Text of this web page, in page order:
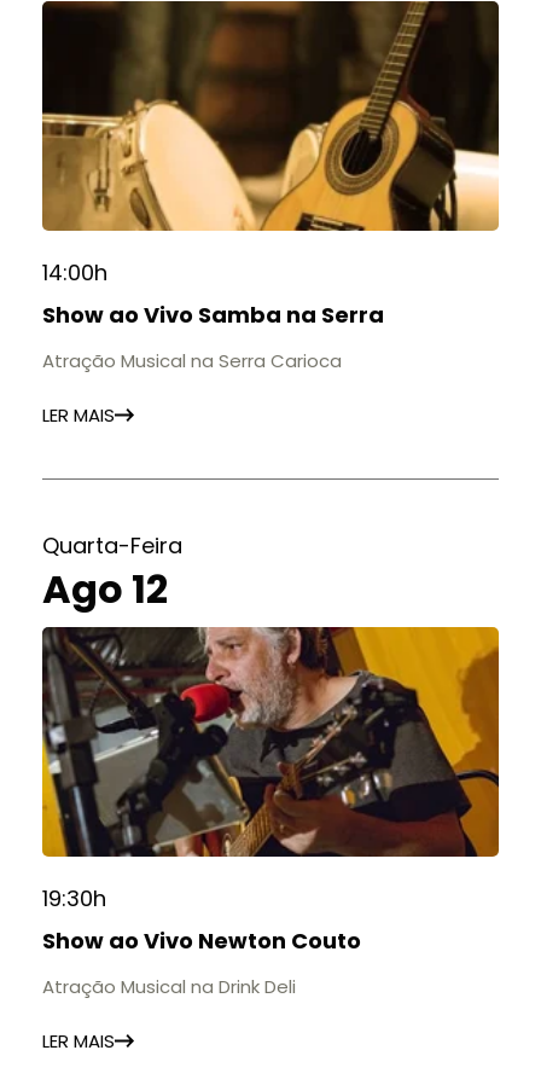
14:00h
Show ao Vivo Samba na Serra
Atração Musical na Serra Carioca
LER MAIS
Quarta-Feira
Ago 12
19:30h
Show ao Vivo Newton Couto
Atração Musical na Drink Deli
LER MAIS